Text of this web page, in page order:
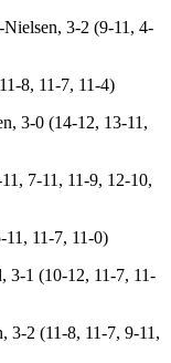
3-2 (9-11, 4-
8, 11-7, 11-4)
3-0 (14-12, 13-11,
7-11, 11-9, 12-10,
11-7, 11-0)
3-1 (10-12, 11-7, 11-
3-2 (11-8, 11-7, 9-11,